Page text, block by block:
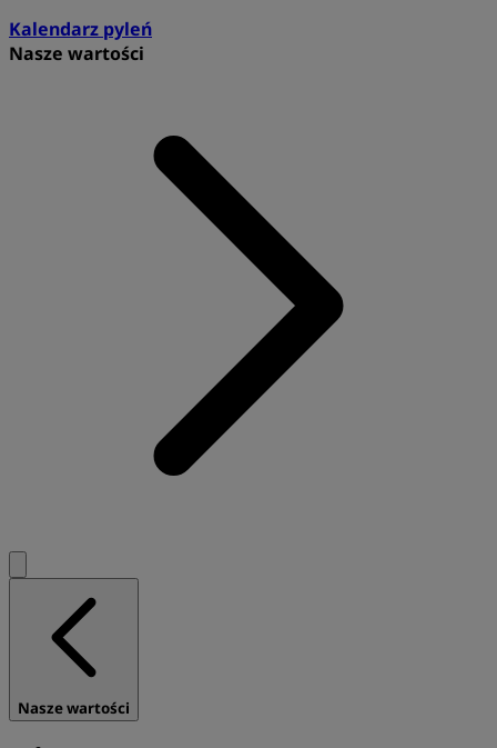
Kalendarz pyleń
Nasze wartości
Nasze wartości